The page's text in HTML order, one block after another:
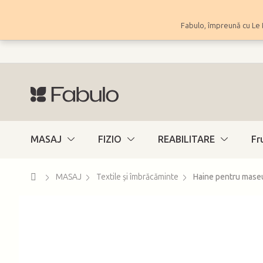
Fabulo, împreună cu
MASAJ FIZIO REABILITARE
AcasăMASAJ Textile și îmbrăcăminte Haine pentru